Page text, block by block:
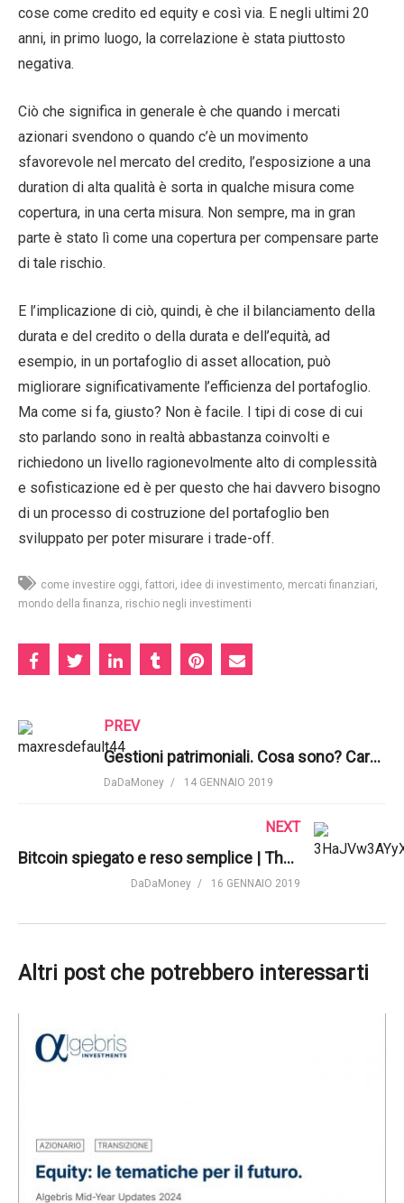
cose come credito ed equity e così via. E negli ultimi 20
anni, in primo luogo, la correlazione è stata piuttosto
negativa.
Ciò che significa in generale è che quando i mercati
azionari svendono o quando c’è un movimento
sfavorevole nel mercato del credito, l’esposizione a una
duration di alta qualità è sorta in qualche misura come
copertura, in una certa misura. Non sempre, ma in gran
parte è stato lì come una copertura per compensare parte
di tale rischio.
E l’implicazione di ciò, quindi, è che il bilanciamento della
durata e del credito o della durata e dell’equità, ad
esempio, in un portafoglio di asset allocation, può
migliorare significativamente l’efficienza del portafoglio.
Ma come si fa, giusto? Non è facile. I tipi di cose di cui
sto parlando sono in realtà abbastanza coinvolti e
richiedono un livello ragionevolmente alto di complessità
e sofisticazione ed è per questo che hai davvero bisogno
di un processo di costruzione del portafoglio ben
sviluppato per poter misurare i trade-off.
come investire oggi fattori idee di investimento mercati finanziari
mondo della finanza rischio negli investimenti
PREV
Gestioni patrimoniali. Cosa sono? Caratteristiche e vantaggi | Salvadenaro
DaDaMoney 14 GENNAIO 2019
NEXT
Bitcoin spiegato e reso semplice | The Guardian
DaDaMoney 16 GENNAIO 2019
Altri post che potrebbero interessarti